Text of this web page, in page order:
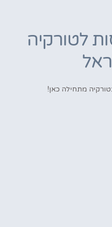
לטורקיה
מתחילה כאן!